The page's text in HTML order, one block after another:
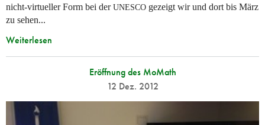
nicht-virtueller Form bei derUNESCO gezeigt wir und dort bis März
zu sehen...
Weiterlesen
Eröffnung des MoMath
12 Dez. 2012